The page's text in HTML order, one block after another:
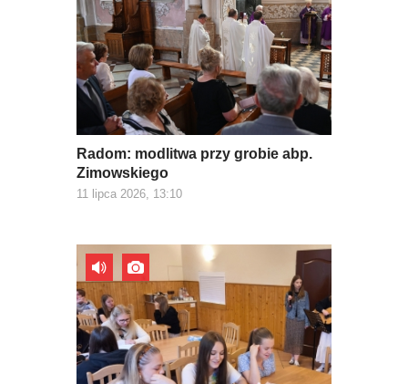
Radom: modlitwa przy grobie abp.
Zimowskiego
11 lipca 2026, 13:10